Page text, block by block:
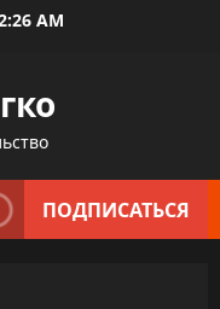
AM
ПОДПИСАТЬСЯ